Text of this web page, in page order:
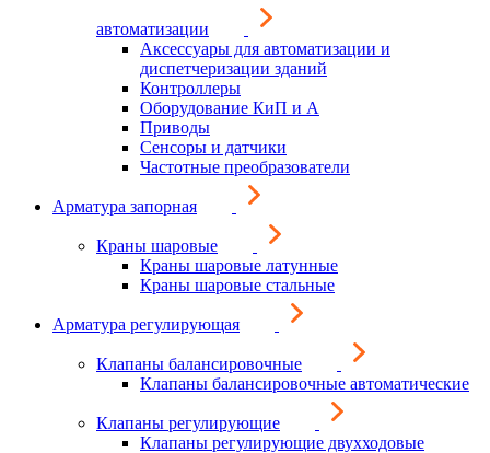
автоматизации
Аксессуары для автоматизации и
диспетчеризации зданий
Контроллеры
Оборудование КиП и А
Приводы
Сенсоры и датчики
Частотные преобразователи
Арматура запорная
Краны шаровые
Краны шаровые латунные
Краны шаровые стальные
Арматура регулирующая
Клапаны балансировочные
Клапаны балансировочные автоматические
Клапаны регулирующие
Клапаны регулирующие двухходовые